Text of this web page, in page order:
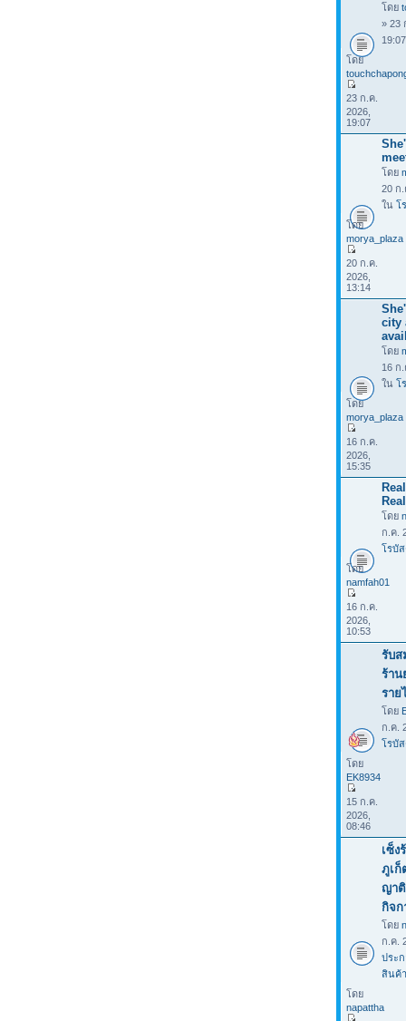
โดย
» 23
โดย
23 ก.ค.
2026,
19:07
โดย
20 ก.
ใน โ
โดย
morya_plaza
20 ก.ค.
2026,
13:14
city
โดย
16 ก
ใน โ
โดย
morya_plaza
16 ก.ค.
2026,
15:35
โดย
ก.ค.
โรบั
โดย
namfah01
16 ก.ค.
2026,
10:53
รับส
ร้าน
ราย
โดย
ก.ค.
โรบั
โดย
EK8934
15 ก.ค.
2026,
08:46
เซ็ง
ภูเก็
ญา
กิจก
โดย
ก.ค.
ประ
สินค้า
โดย
napattha